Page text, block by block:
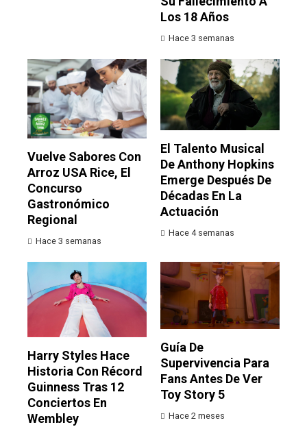
Los 18 Años
Hace 3 semanas
Vuelve Sabores Con
Arroz USA Rice, El
Concurso
Gastronómico
Regional
Hace 3 semanas
El Talento Musical
De Anthony Hopkins
Emerge Después De
Décadas En La
Actuación
Hace 4 semanas
Harry Styles Hace
Historia Con Récord
Guinness Tras 12
Conciertos En
Wembley
Guía De
Supervivencia Para
Fans Antes De Ver
Toy Story 5
Hace 2 meses